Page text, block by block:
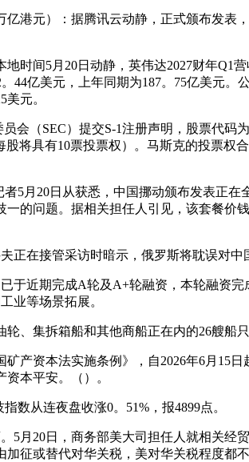
港元）：据腾讯云动静，正式颁布发表
间5月20日动静，英伟达2027财年Q1
44亿美元，上年同期为187。75亿美元
元。
（SEC）提交S-1注册声明，股票代码
将具有10票投票权）。马斯克的投票权
月20日从获悉，中国挪动颁布发表正
的问题。据相关担任人引见，该套餐
在接管采访时暗示，俄罗斯将耽误对中
近期完成A轮及A+轮融资，本轮融资完
业等场景拓展。
集拆箱船和其他商船正在内的26艘船
资本法实施条例》，自2026年6月15
本平安。（）。
从连夜盘收涨0。51%，报4899点。
20日，商务部美大司担任人就相关经
征或替代对华关税，美对华关税程度